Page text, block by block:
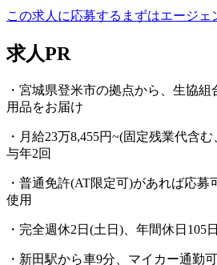
この求人に応募する まずはエージェ
求人PR
・宮城県登米市の拠点から、生協
用品をお届け
・月給23万8,455円~(固定残業代含
与年2回
・普通免許(AT限定可)があれば応募
使用
・完全週休2日(土日)、年間休日105日
・新田駅から車9分、マイカー通勤可